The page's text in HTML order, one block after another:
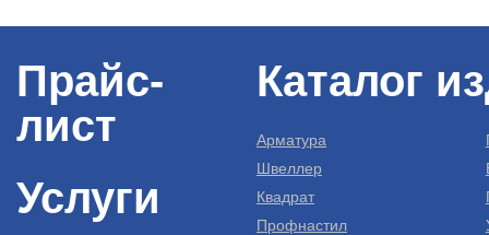
Прайс-
лист
Услуги
Каталог
Арматура
Швеллер
Квадрат
Профнастил